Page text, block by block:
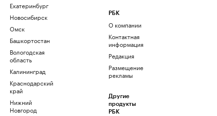
Екатеринбург
Новосибирск
Омск
Башкортостан
Вологодская
область
Калининград
Краснодарский
край
Нижний
Новгород
РБК
О компании
Контактная
информация
Редакция
Размещение
рекламы
Другие
продукты
РБК